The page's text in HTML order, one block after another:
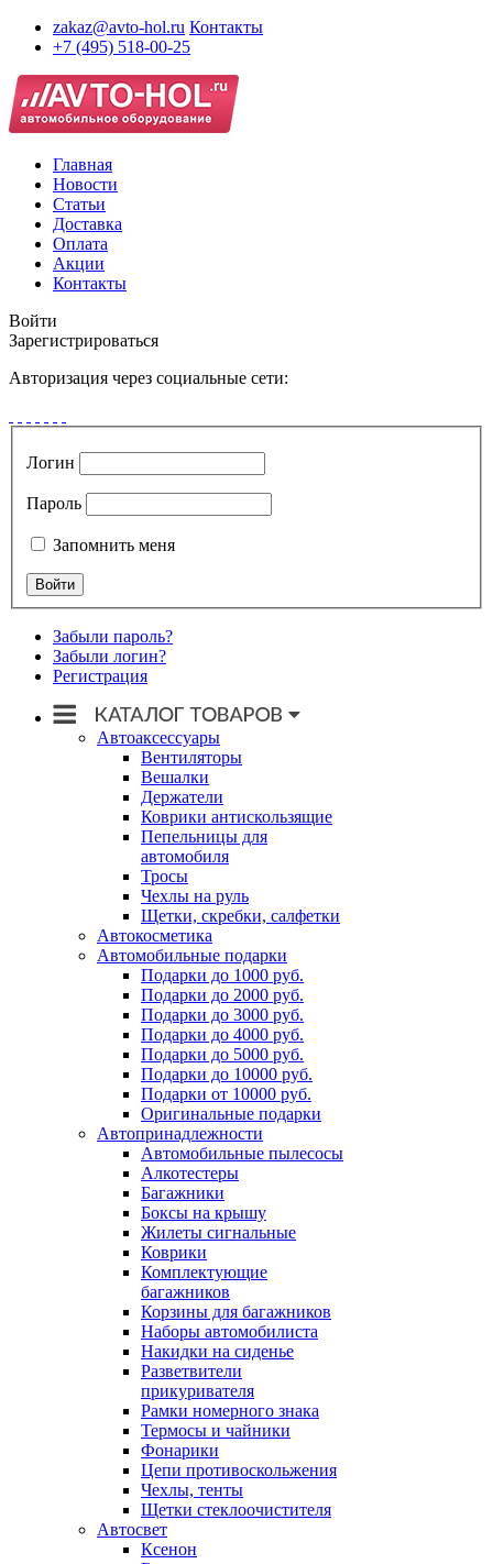
zakaz@avto-hol.ru Контакты
+7 (495) 518-00-25
Главная
Новости
Статьи
Доставка
Оплата
Акции
Контакты
Войти
Зарегистрироваться
Авторизация через социальные сети:
Логин
Пароль
Запомнить меня
Забыли пароль?
Забыли логин?
Регистрация
Автоаксессуары
Вентиляторы
Вешалки
Держатели
Коврики антискользящие
Пепельницы для
автомобиля
Тросы
Чехлы на руль
Щетки, скребки, салфетки
Автокосметика
Автомобильные подарки
Подарки до 1000 руб.
Подарки до 2000 руб.
Подарки до 3000 руб.
Подарки до 4000 руб.
Подарки до 5000 руб.
Подарки до 10000 руб.
Подарки от 10000 руб.
Оригинальные подарки
Автопринадлежности
Автомобильные пылесосы
Алкотестеры
Багажники
Боксы на крышу
Жилеты сигнальные
Коврики
Комплектующие
багажников
Корзины для багажников
Наборы автомобилиста
Накидки на сиденье
Разветвители
прикуривателя
Рамки номерного знака
Термосы и чайники
Фонарики
Цепи противоскольжения
Чехлы, тенты
Щетки стеклоочистителя
Автосвет
Ксенон